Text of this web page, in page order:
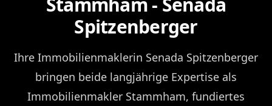
Spitzenberger
Ihre Immobilienmaklerin Senada Spitzenberger
bringen beide langjährige Expertise als
Immobilienmakler Stammham, fundiertes